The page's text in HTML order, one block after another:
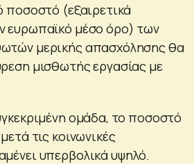
ποσοστό (εξαιρετικά
ευρωπαϊκό μέσο όρο) των
μερικής απασχόλησης θα
μισθωτής εργασίας με
ομάδα, το ποσοστό
τις κοινωνικές
υπερβολικά υψηλό.